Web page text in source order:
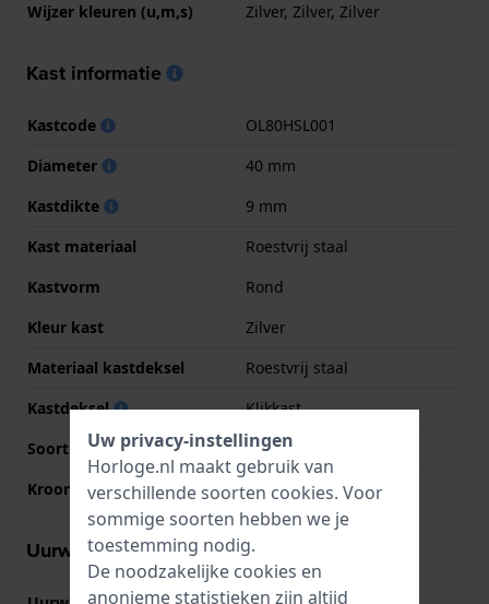
Wijzer kleuren (u,m,s)
Zilver, Zilver, Zilver
Kast informatie
Kastcode
OL80HSL001
Diameter
40 mm
Kastdikte
9 mm
Kast materiaal
Roestvrij staal
Kastvorm
Rond
Kleur kast
Zilver
Materiaal kastdeksel
Roestvrij staal
Kastdeksel
Klikkast
Soort glas
Mineraal
Kroon
Trek kroon
Uurwerk informatie
Uw privacy-instellingen
Horloge.nl maakt gebruik van
verschillende soorten cookies. Voor
sommige soorten hebben we je
toestemming nodig.
De noodzakelijke cookies en
anonieme statistieken zijn altijd